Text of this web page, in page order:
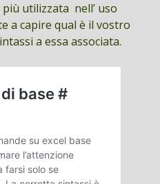
utilizzata nell’ uso
a capire qual è il vostro
a essa associata.